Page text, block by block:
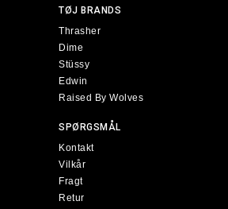
TØJ BRANDS
Thrasher
Dime
Stüssy
Edwin
Raised By Wolves
SPØRGSMÅL
Kontakt
Vilkår
Fragt
Retur